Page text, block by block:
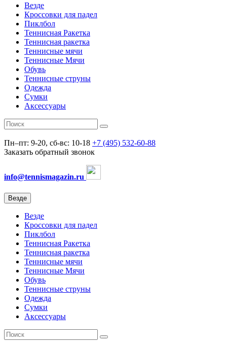
Везде
Кроссовки для падел
Пиклбол
Теннисная Ракетка
Теннисная ракетка
Теннисные мячи
Теннисные Мячи
Обувь
Теннисные струны
Одежда
Сумки
Аксессуары
Пн–пт: 9-20, сб-вс: 10-18 +7 (495) 532-60-88
Заказать обратный звонок
info@tennismagazin.ru
Везде
Везде
Кроссовки для падел
Пиклбол
Теннисная Ракетка
Теннисная ракетка
Теннисные мячи
Теннисные Мячи
Обувь
Теннисные струны
Одежда
Сумки
Аксессуары